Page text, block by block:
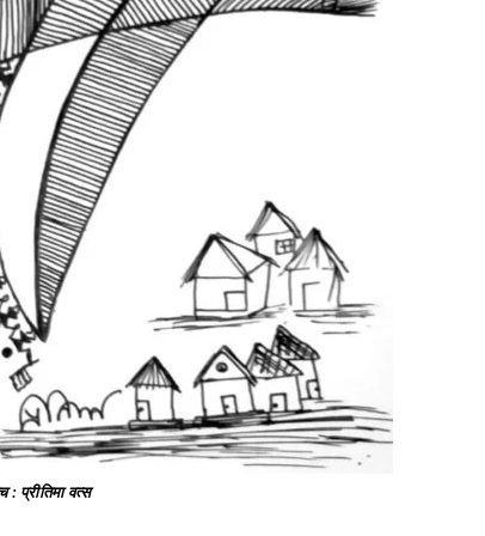
: प्रीतिमा वत्स